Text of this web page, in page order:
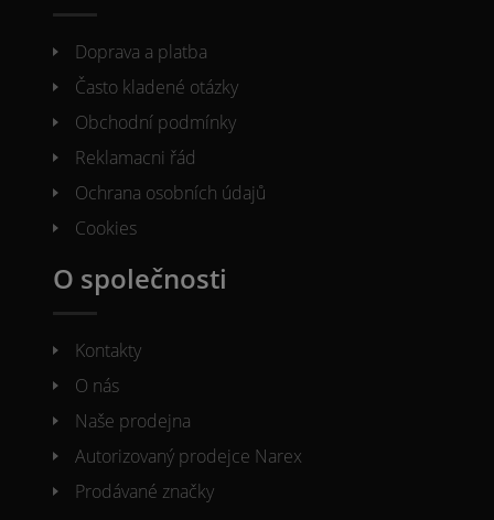
Doprava a platba
Často kladené otázky
Obchodní podmínky
Reklamacni řád
Ochrana osobních údajů
Cookies
O společnosti
Kontakty
O nás
Naše prodejna
Autorizovaný prodejce Narex
Prodávané značky